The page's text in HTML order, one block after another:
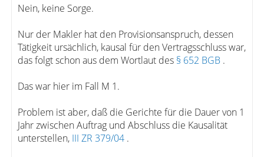
Nein, keine Sorge.
Nur der Makler hat den Provisionsanspruch, dessen
Tätigkeit ursächlich, kausal für den Vertragsschluss war,
das folgt schon aus dem Wortlaut des § 652 BGB.
Das war hier im Fall M 1.
Problem ist aber, daß die Gerichte für die Dauer von 1
Jahr zwischen Auftrag und Abschluss die Kausalität
unterstellen, III ZR 379/04.